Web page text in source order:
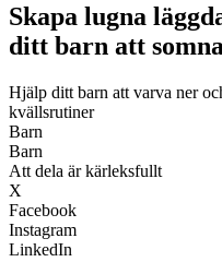
Skapa lugna
ditt barn att somna
Hjälp ditt barn att varva ner
kvällsrutiner
Barn
Barn
Att dela är kärleksfullt
X
Facebook
Instagram
LinkedIn